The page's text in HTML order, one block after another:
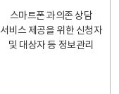
스마트폰 과의존 상담
서비스 제공을 위한 신청자
및 대상자 등 정보관리